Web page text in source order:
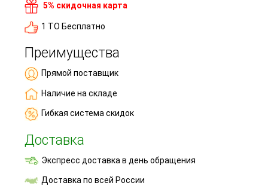
5% скидочная карта
1 ТО Бесплатно
Преимущества
Прямой поставщик
Наличие на складе
Гибкая система скидок
Доставка
Экспресс доставка в день обращения
Доставка по всей России